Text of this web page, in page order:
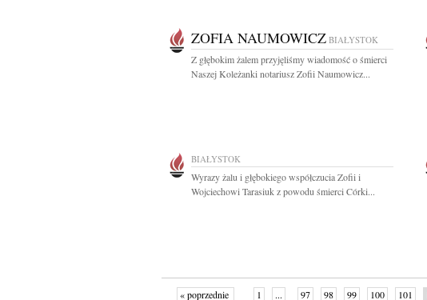
ZOFIA NAUMOWICZ BIAŁYSTOK
Z głębokim żalem przyjęliśmy wiadomość o śmierci
Naszej Koleżanki notariusz Zofii Naumowicz...
BIAŁYSTOK
Wyrazy żalu i głębokiego współczucia Zofii i
Wojciechowi Tarasiuk z powodu śmierci Córki...
« poprzednie 1 ... 97 98 99 100 101